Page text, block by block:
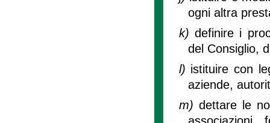
ogni altra
k)definire i
del Consiglio,
l) istituire con
aziende,
m) dettare le